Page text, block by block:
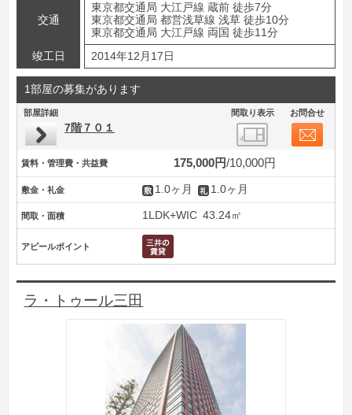
交通
東京都交通局 大江戸線 蔵前 徒歩7分
東京都交通局 都営浅草線 浅草 徒歩10分
東京都交通局 大江戸線 両国 徒歩11分
竣工日
2014年12月17日
1部屋の募集があります
部屋詳細 間取り表示 お問合せ
7階７０１
賃料・管理費・共益費 175,000円 10,000円
敷金・礼金 1.0ヶ月 1.0ヶ月
間取・面積 1LDK+WIC 43.24㎡
アピールポイント
ラ・トゥール三田